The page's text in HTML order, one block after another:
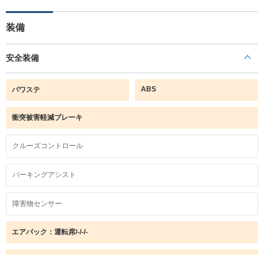
装備
安全装備
パワステ ABS
衝突被害軽減ブレーキ
クルーズコントロール
パーキングアシスト
障害物センサー
エアバック：運転席/-/-/-